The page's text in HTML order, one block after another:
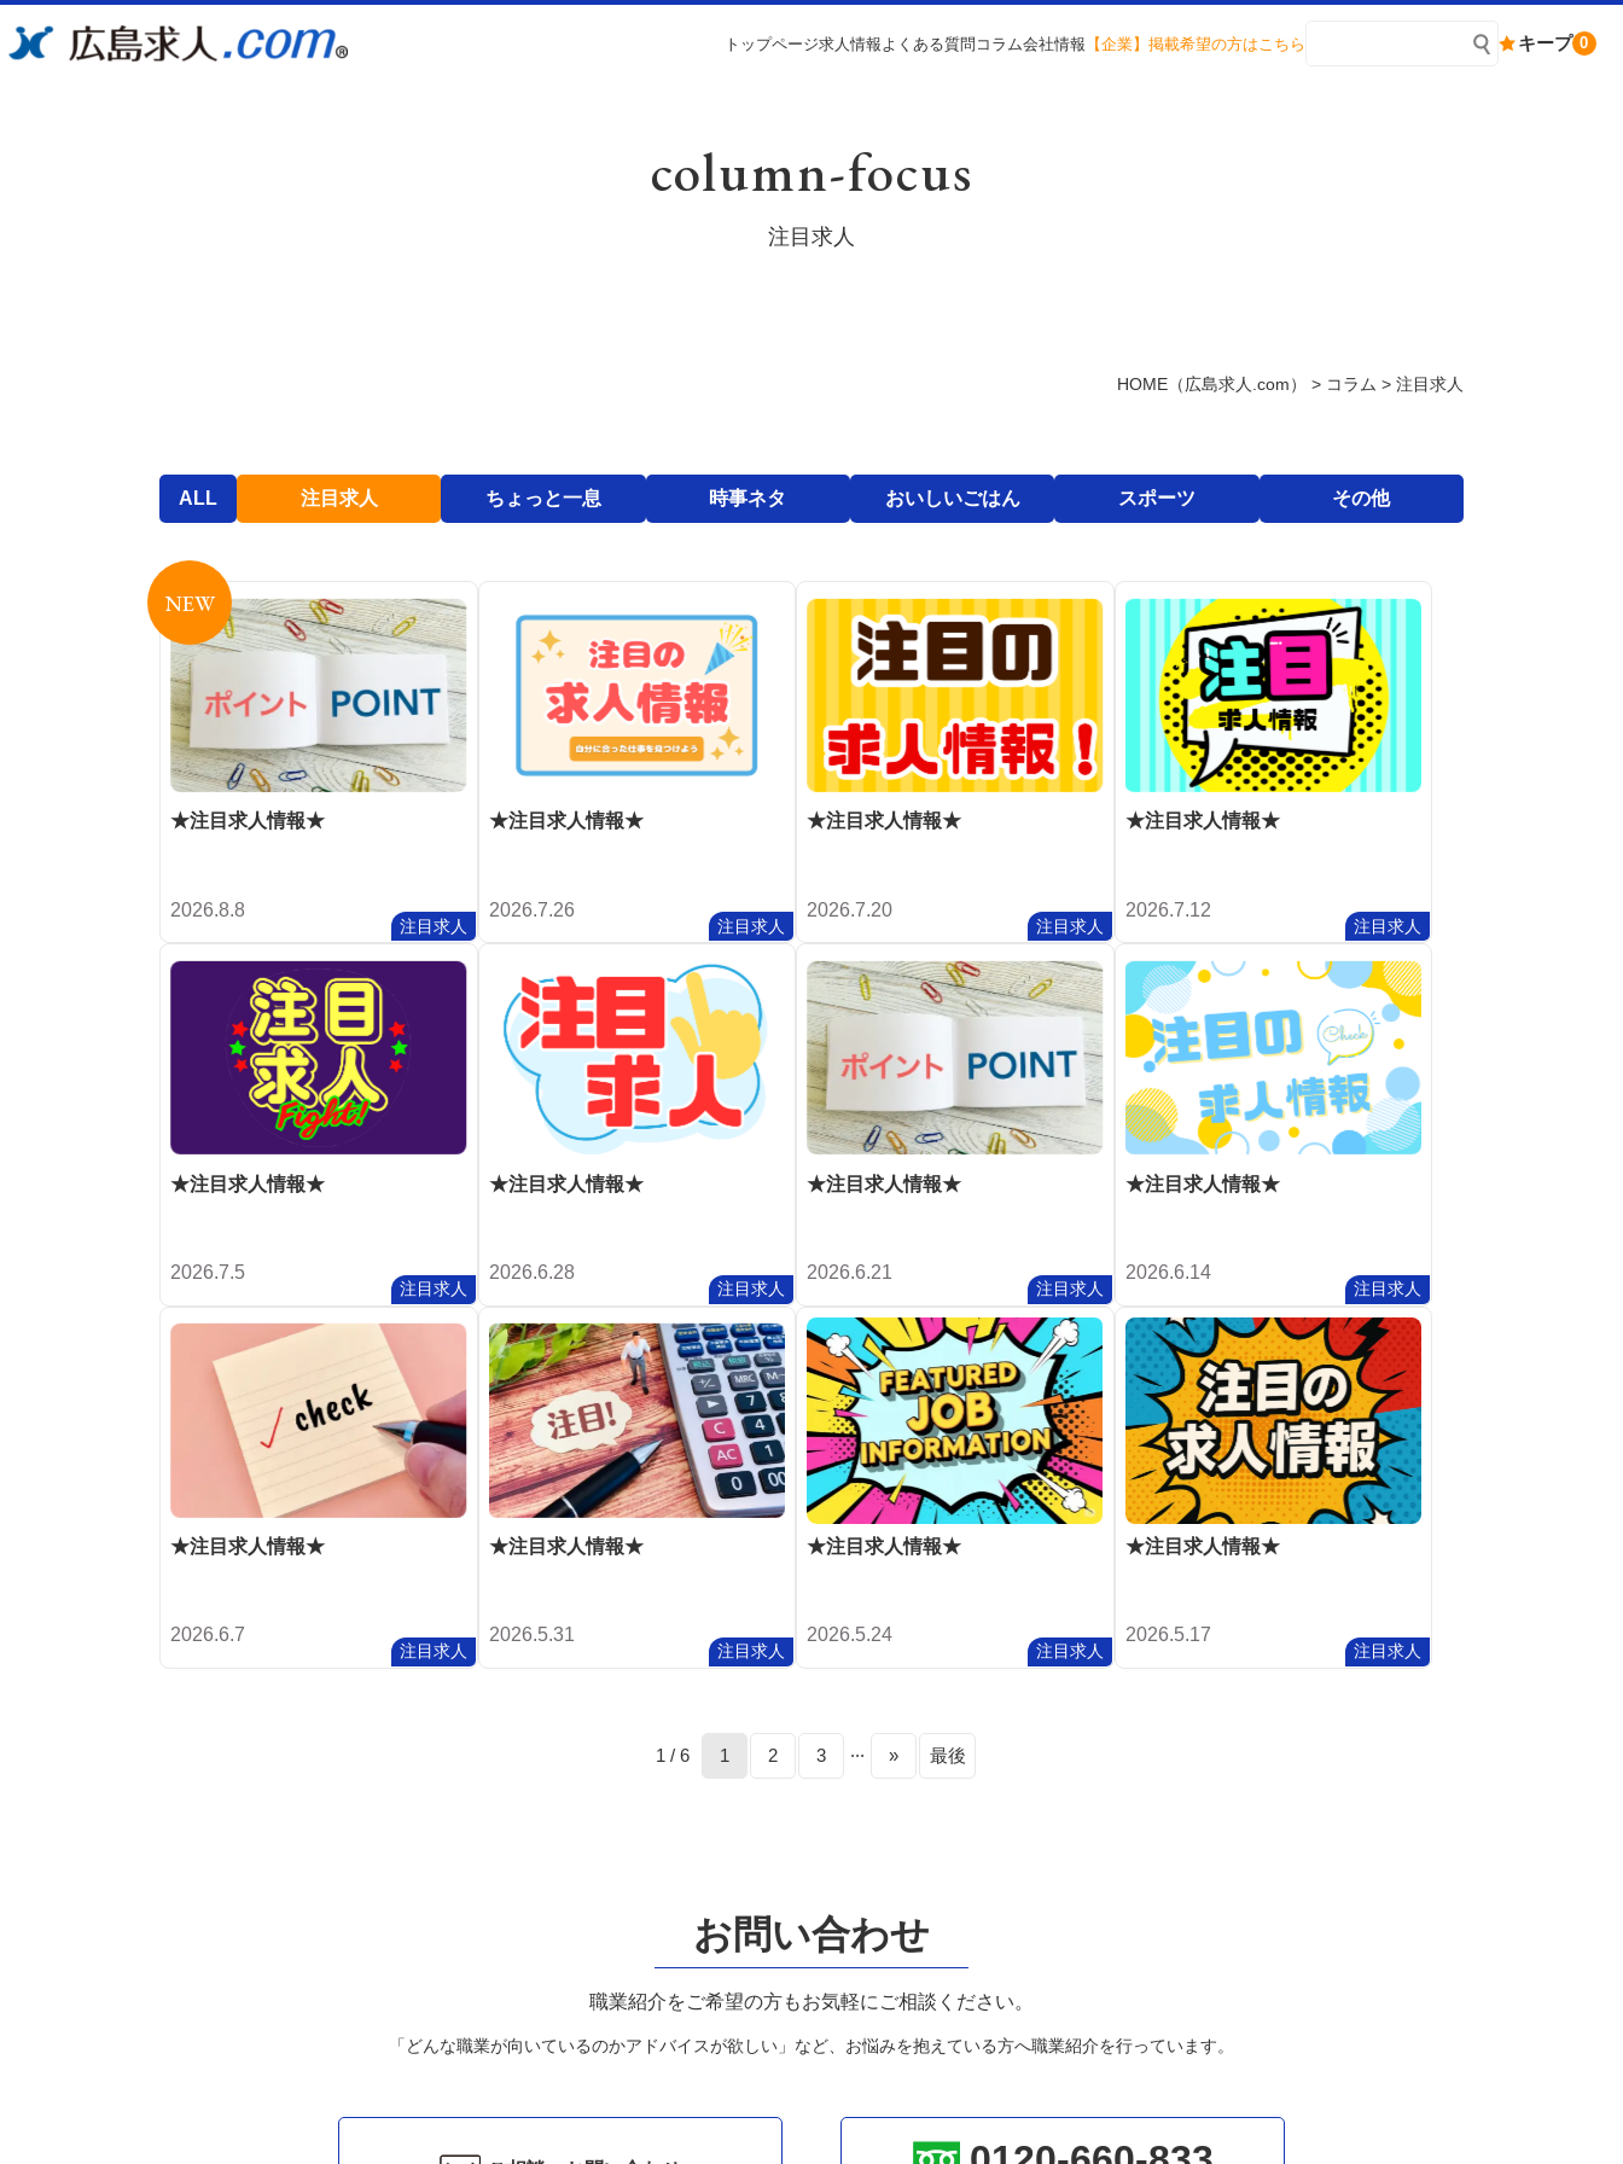
トップページ求人情報よくある質問 コラム会社情報 【企業】掲載希望の方はこちら キープ 0
column-focus
注目求人
HOME （広島求人.com） > コラム > 注目求人
ALL 注目求人 ちょっと一息 時事ネタ おいしいごはん スポーツ その他
NEW
★注目求人情報★
2026.8.8
注目求人
★注目求人情報★
2026.7.26
注目求人
★注目求人情報★
2026.7.20
注目求人
★注目求人情報★
2026.7.12
注目求人
★注目求人情報★
2026.7.5
注目求人
★注目求人情報★
2026.6.28
注目求人
★注目求人情報★
2026.6.21
注目求人
★注目求人情報★
2026.6.14
注目求人
★注目求人情報★
2026.6.7
注目求人
★注目求人情報★
2026.5.31
注目求人
★注目求人情報★
2026.5.24
注目求人
★注目求人情報★
2026.5.17
注目求人
1 / 6 1 2 3 ... » 最後
お問い合わせ
職業紹介をご希望の方もお気軽にご相談ください。
「どんな職業が向いているのかアドバイスが欲しい」など、お悩みを抱えている方へ職業紹介を行っています。